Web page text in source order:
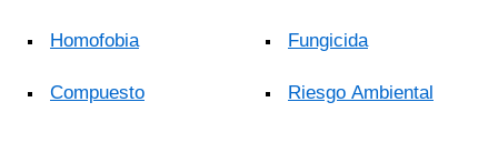
Homofobia
Compuesto
Fungicida
Riesgo Ambiental